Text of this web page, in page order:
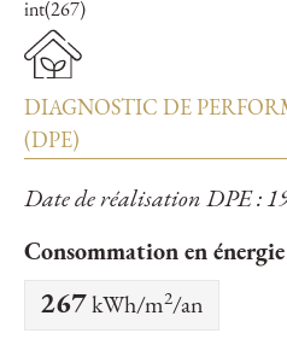
int(267)
DIAGNOSTIC DE
(DPE)
Date de réalisation DPE :
Consommation en
267 kWh/m2/an